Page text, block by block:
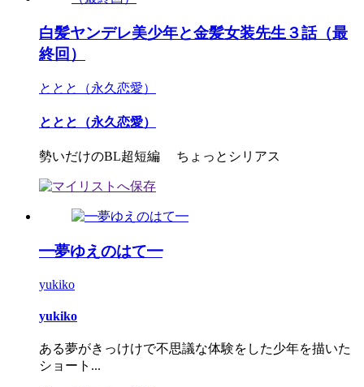
白髪ヤンデレ美少年と金髪女装先生３話（最
終回）
ととと（永久恋愛）
ととと（永久恋愛）
勢いだけのBL超短編 ちょっとシリアス
━夢ゆえのはて━
yukiko
yukiko
ある夢がきっけけで不思議な体験をした少年を描いた
ショート...